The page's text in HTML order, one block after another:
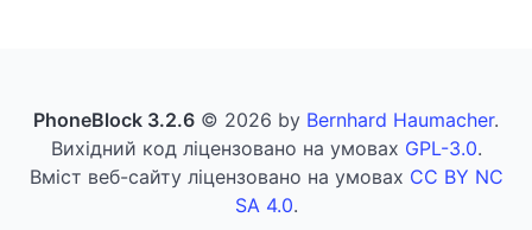
PhoneBlock 3.2.6 © 2026 by Bernhard Haumacher.
Вихідний код ліцензовано на умовах GPL-3.0.
Вміст веб-сайту ліцензовано на умовах CC BY NC
SA 4.0.